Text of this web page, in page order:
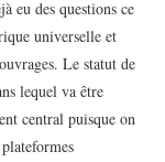
eu des questions ce
universelle et
Le statut de
lequel va être
central puisque on